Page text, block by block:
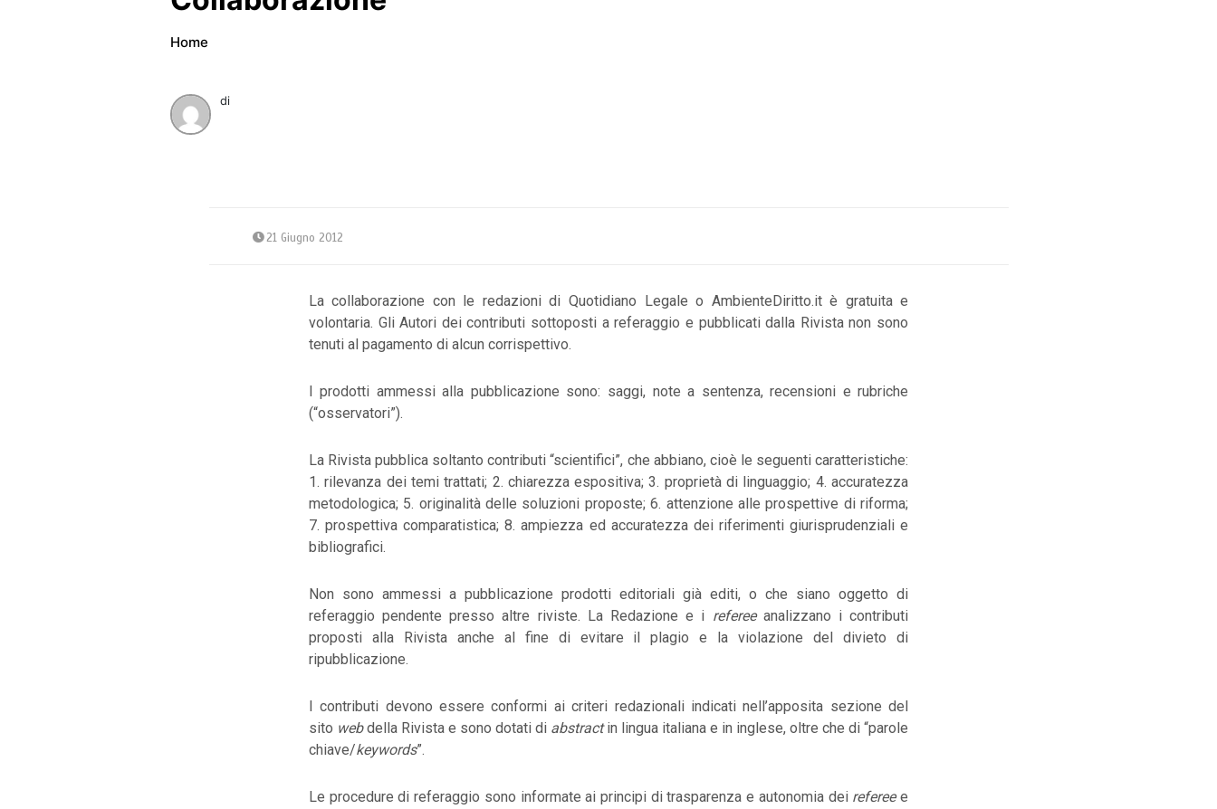
Home
di
21 Giugno 2012
La collaborazione con le redazioni di Quotidiano Legale o AmbienteDiritto.it è gratuita e
volontaria. Gli Autori dei contributi sottoposti a referaggio e pubblicati dalla Rivista non sono
tenuti al pagamento di alcun corrispettivo.
I prodotti ammessi alla pubblicazione sono: saggi, note a sentenza, recensioni e rubriche
(“osservatori”).
La Rivista pubblica soltanto contributi “scientifici”, che abbiano, cioè le seguenti caratteristiche:
1. rilevanza dei temi trattati; 2. chiarezza espositiva; 3. proprietà di linguaggio; 4. accuratezza
metodologica; 5. originalità delle soluzioni proposte; 6. attenzione alle prospettive di riforma;
7. prospettiva comparatistica; 8. ampiezza ed accuratezza dei riferimenti giurisprudenziali e
bibliografici.
Non sono ammessi a pubblicazione prodotti editoriali già editi, o che siano oggetto di
referaggio pendente presso altre riviste. La Redazione e i referee analizzano i contributi
proposti alla Rivista anche al fine di evitare il plagio e la violazione del divieto di
ripubblicazione.
I contributi devono essere conformi ai criteri redazionali indicati nell’apposita sezione del
sito webdella Rivista e sono dotati di abstractin lingua italiana e in inglese, oltre che di “parole
chiave/keywords”.
Le procedure di referaggio sono informate ai principi di trasparenza e autonomia dei refereee